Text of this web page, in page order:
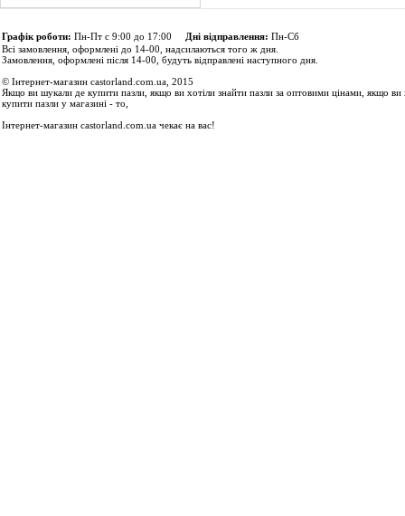
Графік роботи: Пн-Пт с 9:00 до 17:00 Дні відправлення: Пн-Сб
Всі замовлення, оформлені до 14-00, надсилаються того ж дня.
Замовлення, оформлені після 14-00, будуть відправлені наступного дня.
© Інтернет-магазин castorland.com.ua, 2015
Якщо ви шукали де купити пазли, якщо ви хотіли знайти пазли за оптовими цінами, якщо ви
купити пазли у магазині - то,
Інтернет-магазин castorland.com.ua чекає на вас!